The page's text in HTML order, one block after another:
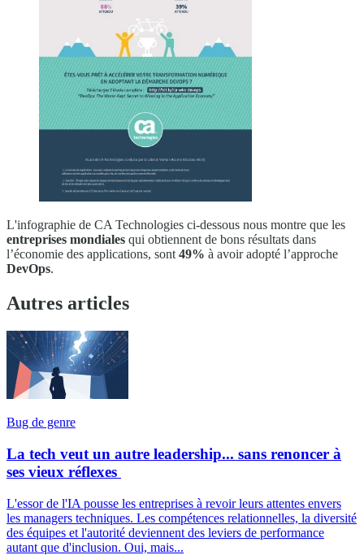
L'infographie de CA Technologies ci-dessous nous montre que les
entreprises mondiales qui obtiennent de bons résultats dans
l’économie des applications, sont 49% à avoir adopté l’approche
DevOps.
Autres articles
Bug de genre
La tech veut un autre leadership... sans renoncer à
ses vieux réflexes
L'essor de l'IA pousse les entreprises à revoir leurs attentes envers
les managers techniques. Les compétences relationnelles, la diversité
des équipes et l'autorité deviennent des leviers de performance
autant que d'inclusion. Oui, mais...